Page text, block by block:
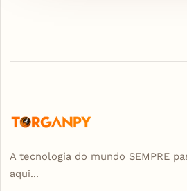
A tecnologia do mundo SEMPRE
aqui...